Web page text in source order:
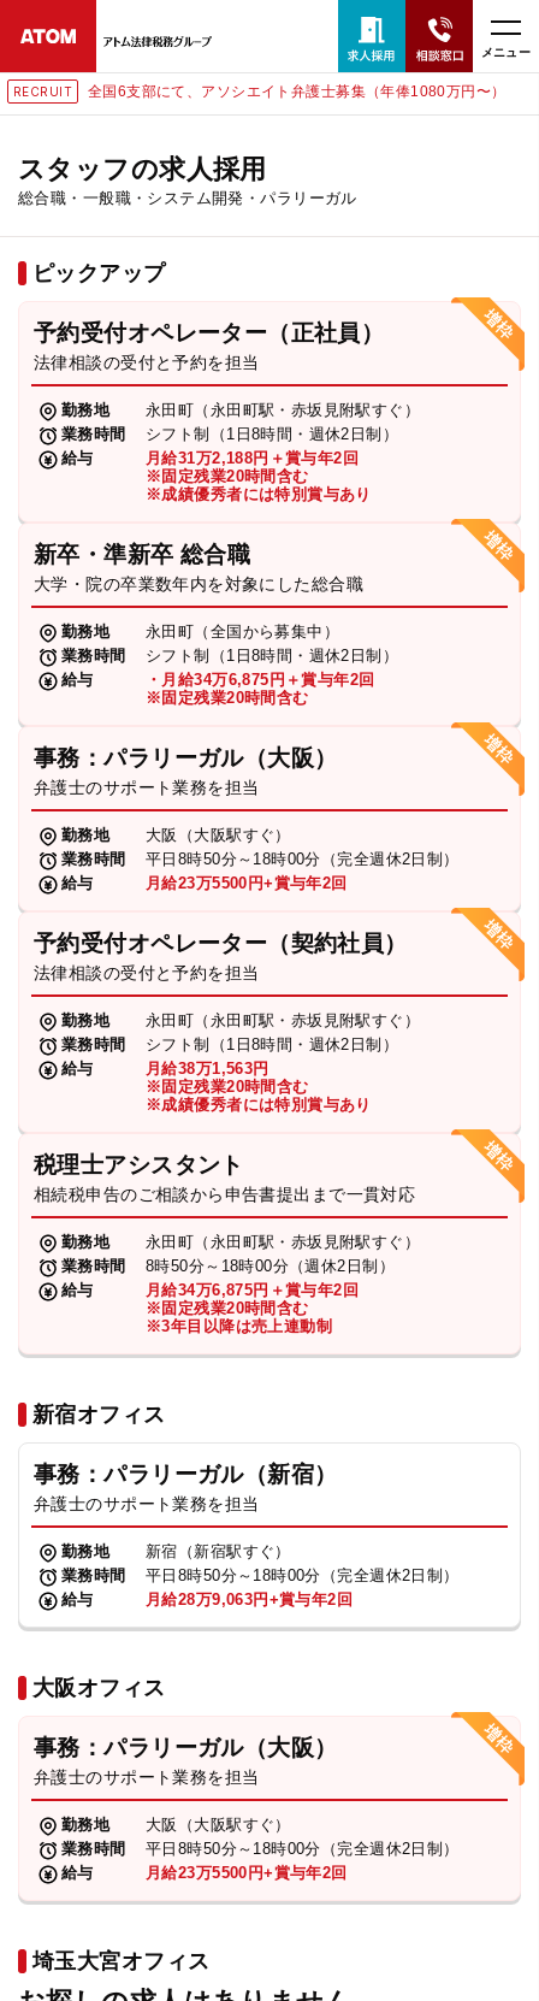
メニュー
全国6支部にて、アソシエイト弁護士募集（年俸1080万円〜）
スタッフの求人採用
総合職・一般職・システム開発・パラリーガル
ピックアップ
予約受付オペレーター（正社員）
法律相談の受付と予約を担当
勤務地
永田町（永田町駅・赤坂見附駅すぐ）
業務時間
シフト制（1日8時間・週休2日制）
給与
月給31万2,188円＋賞与年2回
※固定残業20時間含む
※成績優秀者には特別賞与あり
新卒・準新卒 総合職
大学・院の卒業数年内を対象にした総合職
勤務地
永田町（全国から募集中）
業務時間
シフト制（1日8時間・週休2日制）
給与
・月給34万6,875円＋賞与年2回
※固定残業20時間含む
事務：パラリーガル（大阪）
弁護士のサポート業務を担当
勤務地
大阪（大阪駅すぐ）
業務時間
平日8時50分～18時00分（完全週休2日制）
給与
月給23万5500円+賞与年2回
予約受付オペレーター（契約社員）
法律相談の受付と予約を担当
勤務地
永田町（永田町駅・赤坂見附駅すぐ）
業務時間
シフト制（1日8時間・週休2日制）
給与
月給38万1,563円
※固定残業20時間含む
※成績優秀者には特別賞与あり
税理士アシスタント
相続税申告のご相談から申告書提出まで一貫対応
勤務地
永田町（永田町駅・赤坂見附駅すぐ）
業務時間
8時50分～18時00分（週休2日制）
給与
月給34万6,875円＋賞与年2回
※固定残業20時間含む
※3年目以降は売上連動制
新宿オフィス
事務：パラリーガル（新宿）
弁護士のサポート業務を担当
勤務地
新宿（新宿駅すぐ）
業務時間
平日8時50分～18時00分（完全週休2日制）
給与
月給28万9,063円+賞与年2回
大阪オフィス
事務：パラリーガル（大阪）
弁護士のサポート業務を担当
勤務地
大阪（大阪駅すぐ）
業務時間
平日8時50分～18時00分（完全週休2日制）
給与
月給23万5500円+賞与年2回
埼玉大宮オフィス
24時間365日全国対応
無料相談窓口はこちら
ホーム
取扱分野
解決実績
弁護士・税理士
費用
求人採用
お知らせ
特設サイト
相談先情報サイト
プライバシーポリシー
TikTok受賞 定義集 動画集